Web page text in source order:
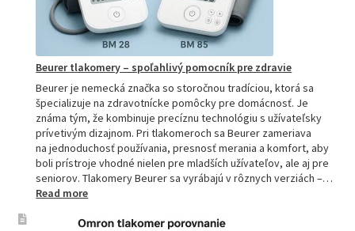
Beurer tlakomery – spoľahlivý pomocník pre zdravie
Beurer je nemecká značka so storočnou tradíciou, ktorá sa
špecializuje na zdravotnícke pomôcky pre domácnosť. Je
známa tým, že kombinuje precíznu technológiu s užívateľsky
prívetivým dizajnom. Pri tlakomeroch sa Beurer zameriava
na jednoduchosť používania, presnosť merania a komfort, aby
boli prístroje vhodné nielen pre mladších užívateľov, ale aj pre
seniorov. Tlakomery Beurer sa vyrábajú v rôznych verziách –…
Read more:
tlakomery